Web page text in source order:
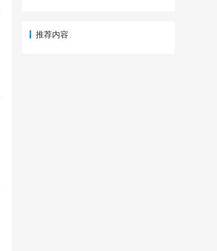
推荐内容